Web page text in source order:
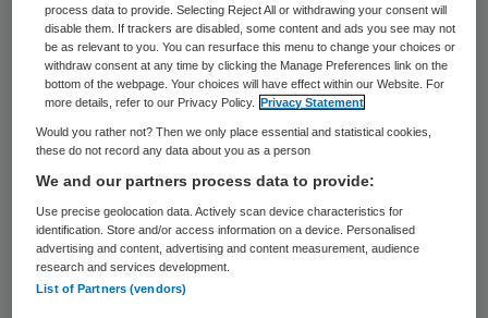
Hans van Goudoever, kinderarts, is
voorzitter van de raad van bestuur van
Amsterdam UMC en voormalig decaan van
de Faculteit Geneeskunde van de UvA.
Hoogleraar Kindergeneeskunde aan zowel
UvA als VU.
In 2004 werd hij hoofd van de afdeling
Neonatologie in het Sophia
process data to provide. Selecting Reject All or withdrawing your consent will
disable them. If trackers are disabled, some content and ads you see may not
be as relevant to you. You can resurface this menu to change your choices or
withdraw consent at any time by clicking the Manage Preferences link on the
bottom of the webpage. Your choices will have effect within our Website. For
more details, refer to our Privacy Policy.
Privacy Statement
Would you rather not? Then we only place essential and statistical cookies,
these do not record any data about you as a person
We and our partners process data to provide:
Use precise geolocation data. Actively scan device characteristics for
identification. Store and/or access information on a device. Personalised
advertising and content, advertising and content measurement, audience
research and services development.
List of Partners (vendors)